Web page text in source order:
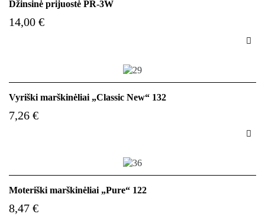
Džinsinė prijuostė PR-3W
14,00 €

Vyriški marškinėliai „Classic New“ 132
7,26 €

Moteriški marškinėliai „Pure“ 122
8,47 €